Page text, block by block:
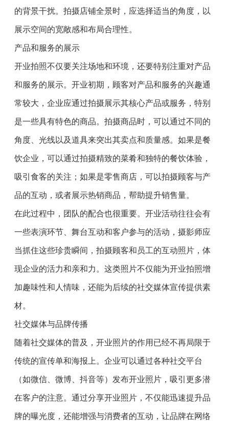
的背景干扰。拍摄店铺全景时，应选择适当的角度，以
展示空间的宽敞感和布局合理性。
产品和服务的展示
开业拍照不仅要关注场地和环境，还要特别注重对产品
和服务的展示。开业初期，顾客对产品和服务的兴趣通
常较大，企业应通过拍摄展示其核心产品或服务，特别
是一些具有特色的商品。拍摄商品时，可以通过不同的
角度、光线以及道具来突出其卖点和质量感。如果是餐
饮企业，可以通过拍摄精致的菜肴和独特的餐饮体验，
吸引食客的关注；如果是零售商店，可以拍摄顾客与产
品的互动，或者展示热销商品，帮助提升销售量。
在此过程中，团队的配合也很重要。开业活动往往会有
一些表演环节、舞台互动和客户参与的活动，摄影师应
当抓住这些珍贵瞬间，拍摄顾客和员工的互动照片，体
现企业的活力和亲和力。这类照片不仅能为开业拍照增
加趣味性和人情味，还能为后续的社交媒体宣传提供素
材。
社交媒体与品牌传播
随着社交媒体的普及，开业照片的作用已经不再局限于
传统的宣传单和海报上。企业可以通过各种社交平台
（如微信、微博、抖音等）发布开业照片，吸引更多潜
在客户的注意。通过分享开业照片，不仅能迅速提升品
牌的曝光度，还能增强与消费者的互动，让品牌在网络